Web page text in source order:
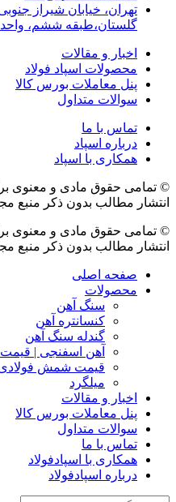
تهران، خیابان شیراز
گلستان،طبقه ششم، واحد ۶۰۵
اخبار و مقالات
محصولات اسپاد فولاد
پنل معاملات بورس کالا
سوالات متداول
تماس با ما
درباره اسپاد
همکاری با اسپاد
© تمامی حقوق مادی و معنوی
انتشار مطالب بدون ذکر منبع
© تمامی حقوق مادی و معنوی
انتشار مطالب بدون ذکر منبع
صفحه اصلی
محصولات
سنگ آهن
کنسانتره آهن
گندله سنگ آهن
آهن اسفنجی |
قیمت شمش
میلگرد
اخبار و مقالات
پنل معاملات بورس کالا
سوالات متداول
تماس با ما
همکاری با اسپادفولاد
درباره اسپادفولاد